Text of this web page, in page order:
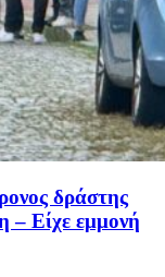
δράστης
– Είχε εμμονή